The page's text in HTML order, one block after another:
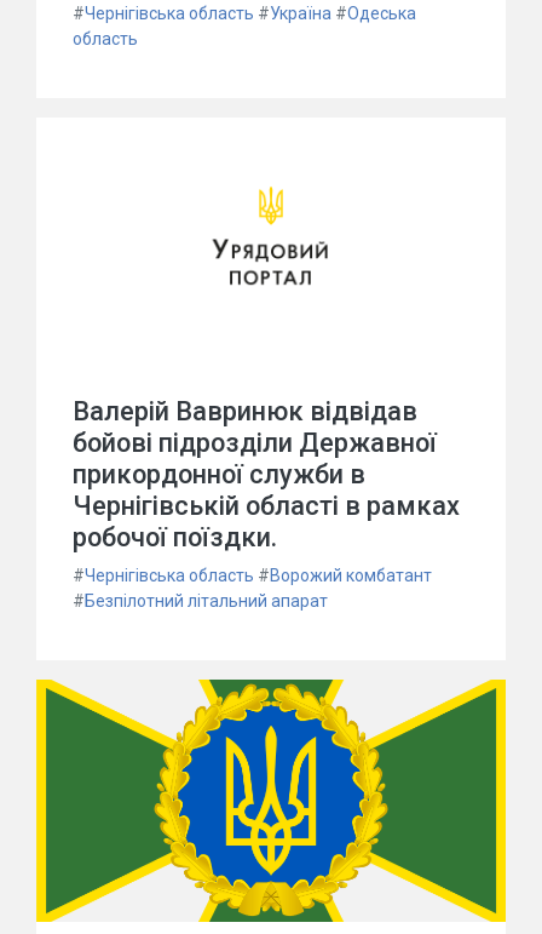
#Чернігівська область #Україна #Одеська
область
Валерій Вавринюк відвідав
бойові підрозділи Державної
прикордонної служби в
Чернігівській області в рамках
робочої поїздки.
#Чернігівська область #Ворожий комбатант
#Безпілотний літальний апарат